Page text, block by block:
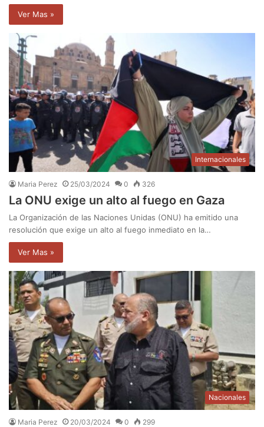
Ver Mas »
Internacionales
Maria Perez 25/03/2024 0 326
La ONU exige un alto al fuego en Gaza
La Organización de las Naciones Unidas (ONU) ha emitido una
resolución que exige un alto al fuego inmediato en la…
Ver Mas »
Nacionales
Maria Perez 20/03/2024 0 299